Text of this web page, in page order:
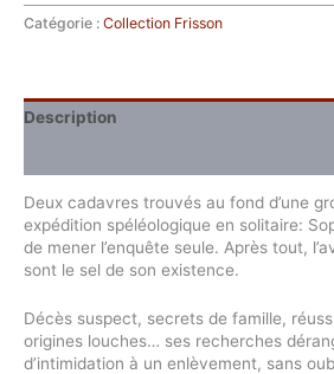
Catégorie : Collection Frisson
Description
Deux cadavres trouvés au fond d’une
expédition spéléologique en solitaire:
de mener l’enquête seule. Après tout,
sont le sel de son existence.
Décès suspect, secrets de famille,
origines louches… ses recherches
d’intimidation à un enlèvement, sans